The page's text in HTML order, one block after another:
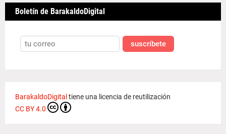
Boletín de BarakaldoDigital
suscríbete
BarakaldoDigital tiene una licencia de reutilización
CC BY 4.0